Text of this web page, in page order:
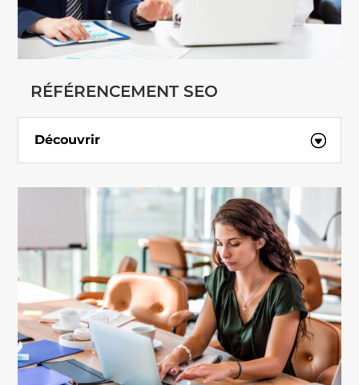
RÉFÉRENCEMENT SEO
Découvrir